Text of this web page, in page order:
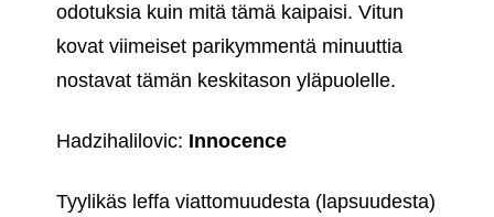
odotuksia kuin mitä tämä kaipaisi. Vitun
kovat viimeiset parikymmentä minuuttia
nostavat tämän keskitason yläpuolelle.
Hadzihalilovic: Innocence
Tyylikäs leffa viattomuudesta (lapsuudesta)